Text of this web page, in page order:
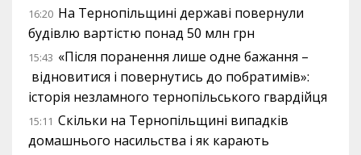
16:20 На Тернопільщині державі повернули
будівлю вартістю понад 50 млн грн
15:43 «Після поранення лише одне бажання –
відновитися і повернутись до побратимів»:
історія незламного тернопільського гвардійця
15:11 Скільки на Тернопільщині випадків
домашнього насильства і як карають